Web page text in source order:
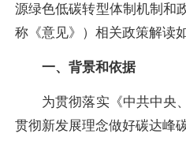
源绿色低碳转型体制机制和
称《意见》）相关政策解读
一、背景和依据
为贯彻落实《中共中央、
贯彻新发展理念做好碳达峰